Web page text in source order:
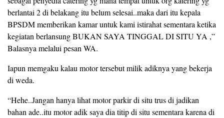
berlantai 2 di belakang itu belum selesai..maka dari itu kepala
BPSDM memberikan kamar untuk kami istirahat sementara ketika
kegiatan berlansung BUKAN SAYA TINGGAL DI SITU YA ,”
Balasnya melalui pesan WA.
Iapun memgaku kalau motor tersebut milik adiknya yang bekerja
di weda.
“Hehe..Jangan hanya lihat motor parkir di situ trus di jadikan
bahan ade..itu motor adik saya dia titip di situ sementara karena di